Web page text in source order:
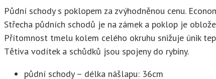
Půdní schody s poklopem za zvýhodněnou cenu.
Střecha půdních schodů je na zámek a poklop je
Přítomnost tmelu kolem celého okruhu snižuje únik
Tětiva vodítek a schůdků jsou spojeny do rybiny.
půdní schody – délka nášlapu: 36cm